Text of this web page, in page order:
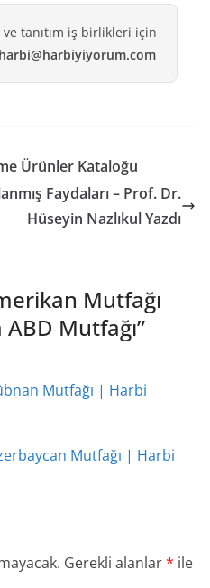
tanıtım iş birlikleri için
harbi@harbiyiyorum.com
Ürünler Kataloğu
Faydaları – Prof. Dr.
Hüseyin Nazlıkul Yazdı
Mutfağı
Mutfağı”
Mutfağı | Harbi
Mutfağı | Harbi
Gerekli alanlar* ile